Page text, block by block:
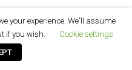
your experience. We'll assume
if you wish.
Cookie settings